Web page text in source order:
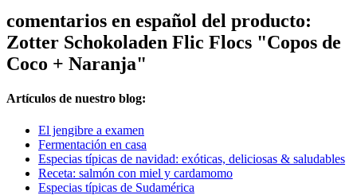
comentarios en español del producto:
Zotter Schokoladen Flic Flocs "Copos de
Coco + Naranja"
Artículos de nuestro blog:
El jengibre a examen
Fermentación en casa
Especias típicas de navidad: exóticas, deliciosas & saludables
Receta: salmón con miel y cardamomo
Especias típicas de Sudamérica